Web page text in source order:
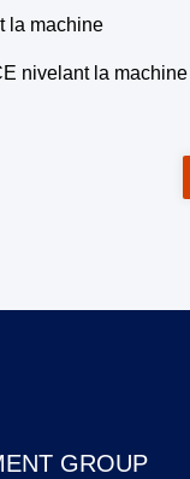
la machine
nivelant la machine
GROUP